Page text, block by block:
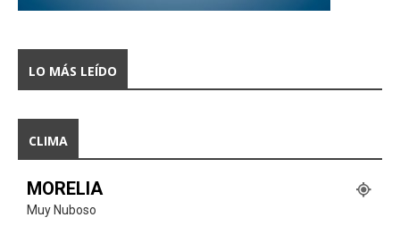
LO MÁS LEÍDO
CLIMA
MORELIA
Muy Nuboso